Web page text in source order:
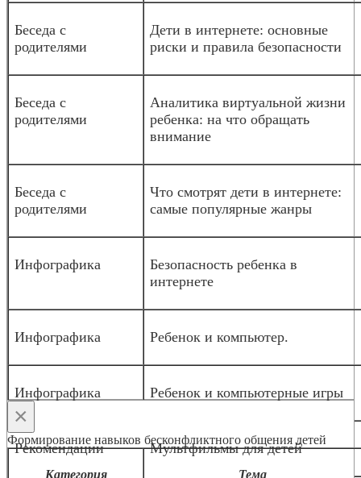
Беседа с
родителями
Дети в интернете: основные
риски и правила безопасности
Беседа с
родителями
Аналитика виртуальной жизни
ребенка: на что обращать
внимание
Беседа с
родителями
Что смотрят дети в интернете:
самые популярные жанры
Инфографика
Безопасность ребенка в
интернете
Инфографика Ребенок и компьютер.
Инфографика Ребенок и компьютерные игры
Рекомендации Мультфильмы для детей
×
Формирование навыков бесконфликтного общения детей
Категория Тема